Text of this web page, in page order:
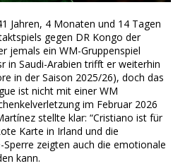
Jahren, 4 Monaten und 14 Tagen
gegen DR Kongo der
jemals ein WM-Gruppenspiel
in Saudi-Arabien trifft er weiterhin
in der Saison 2025/26), doch das
ist nicht mit einer WM
im Februar 2026
stellte klar: “Cristiano ist für
Karte in Irland und die
Sperre zeigten auch die emotionale
kann.